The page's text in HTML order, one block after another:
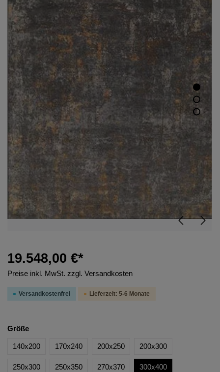
19.548,00 €*
Preise inkl. MwSt. zzgl. Versandkosten
Versandkostenfrei Lieferzeit: 5-6 Monate
Größe
140x200 170x240 200x250 200x300
250x300 250x350 270x370 300x400